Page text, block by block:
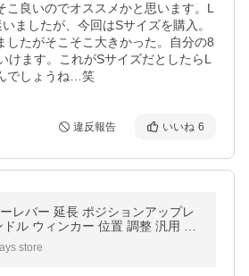
良いのでオススメかと思います。L
ましたが、今回はSサイズを購入。
したがそこそこ大きかった。自分の8
けます。これがSサイズだとしたらL
でしょうね…笑
違反報告 いいね 6
レバー 延長 ポジションアップレ
ル ウィンカー 位置 調整 汎用 カ
ゃれ
store